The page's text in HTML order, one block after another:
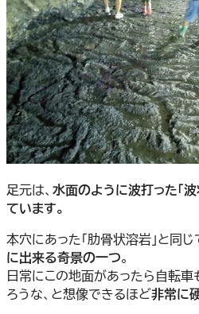
足元は、 水面のように波打った「
ています。
本穴にあった「肋骨状溶岩」と同じ
に出来る奇景の一つ。
日常にこの地面があったら自転車
ろうな、と想像できるほど非常に